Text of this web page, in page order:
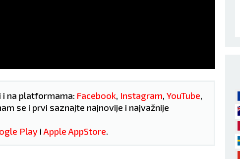
na platformama: Facebook, Instagram, YouTube,
se i prvi saznajte najnovije i najvažnije
Play i Apple AppStore.